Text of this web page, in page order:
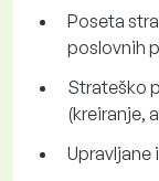
Poseta
poslovnih
Strateško
(kreiranje,